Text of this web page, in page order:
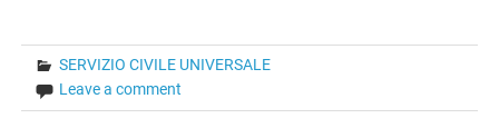
SERVIZIO CIVILE UNIVERSALE
Leave a comment